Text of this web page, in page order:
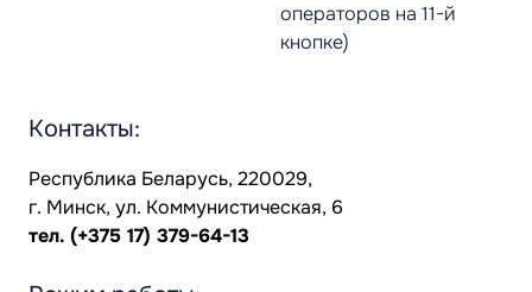
операторов на 11-й
кнопке)
Контакты:
Республика Беларусь, 220029,
г. Минск, ул. Коммунистическая, 6
тел. (+375 17) 379-64-13